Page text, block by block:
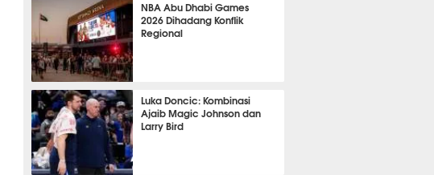
NBA Abu Dhabi Games
2026 Dihadang Konflik
Regional
BASKET
Luka Doncic: Kombinasi
Ajaib Magic Johnson dan
Larry Bird